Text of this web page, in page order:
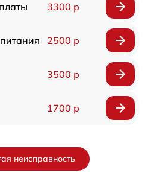
3300 р
2500 р
3500 р
1700 р
неисправность